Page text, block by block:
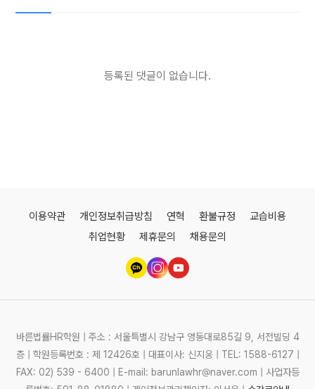
등록된 댓글이 없습니다.
이용약관 개인정보취급방침 연혁 환불규정
교습비용
취업현황
제휴문의 채용문의
바른법률HR학원 | 주소 : 서울특별시 강남구 영동대로85길 9, 서전빌딩 4
층 | 학원등록번호 : 제 12426호 | 대표이사: 신지웅 | TEL: 1588-6127 |
FAX: 02) 539 - 6400 | E-mail: barunlawhr@naver.com | 사업자등